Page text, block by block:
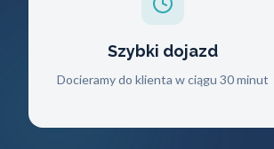
Szybki dojazd
Docieramy do klienta w ciągu 30 minut